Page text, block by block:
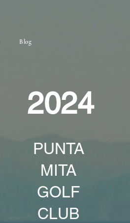
Blog
2024
PUNTA
MITA
GOLF
CLUB